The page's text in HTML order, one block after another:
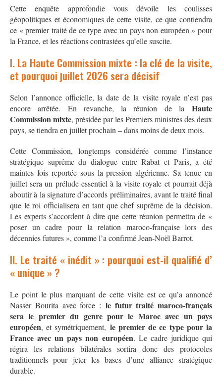
Cette enquête approfondie vous dévoile les coulisses
géopolitiques et économiques de cette visite, ce que contiendra
ce « premier traité de ce type avec un pays non européen » pour
la France, et les réactions contrastées qu’elle suscite.
I. La Haute Commission mixte : la clé de la visite,
et pourquoi juillet 2026 sera décisif
Selon l’annonce officielle, la date de la visite royale n’est pas
encore arrêtée. En revanche, la réunion de la Haute
Commission mixte, présidée par les Premiers ministres des deux
pays, se tiendra en juillet prochain – dans moins de deux mois.
Cette Commission, longtemps considérée comme l’instance
stratégique suprême du dialogue entre Rabat et Paris, a été
maintes fois reportée sous la pression algérienne. Sa tenue en
juillet sera un prélude essentiel à la visite royale et pourrait déjà
aboutir à la signature d’accords préliminaires, avant le traité final
que le roi officialisera en tant que chef suprême de la décision.
Les experts s’accordent à dire que cette réunion permettra de «
poser un cadre pour la relation maroco-française lors des
décennies futures », comme l’a confirmé Jean-Noël Barrot.
II. Le traité « inédit » : pourquoi est-il qualifié d’
« unique » ?
Le point le plus marquant de cette visite est ce qu’a annoncé
Nasser Bourita avec force : le futur traité maroco-français
sera le premier du genre pour le Maroc avec un pays
européen, et symétriquement, le premier de ce type pour la
France avec un pays non européen. Le cadre juridique qui
régira les relations bilatérales sortira donc des protocoles
traditionnels pour jeter les bases d’une alliance stratégique
durable.